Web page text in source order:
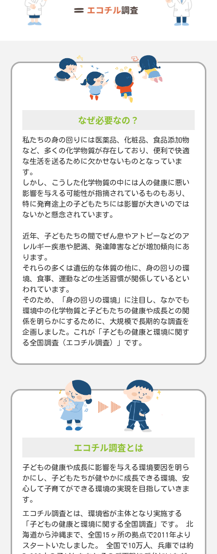
なぜ必要なの？
私たちの身の回りには医薬品、化粧品、食品添加物
など、多くの化学物質が存在しており、便利で快適
な生活を送るために欠かせないものとなっていま
す。
しかし、こうした化学物質の中には人の健康に悪い
影響を与える可能性が指摘されているものもあり、
特に発育途上の子どもたちには影響が大きいのでは
ないかと懸念されています。
近年、子どもたちの間でぜん息やアトピーなどのア
レルギー疾患や肥満、発達障害などが増加傾向にあ
ります。
それらの多くは遺伝的な体質の他に、身の回りの環
境、食事、運動などの生活習慣が関係しているとい
われています。
そのため、「身の回りの環境」に注目し、なかでも
環境中の化学物質と子どもたちの健康や成長との関
係を明らかにするために、大規模で長期的な調査を
企画しました。これが「子どもの健康と環境に関す
る全国調査（エコチル調査）」です。
エコチル調査とは
子どもの健康や成長に影響を与える環境要因を明ら
かにし、子どもたちが健やかに成長できる環境、安
心して子育てができる環境の実現を目指していきま
す。
エコチル調査とは、環境省が主体となり実施する
「子どもの健康と環境に関する全国調査」です。 北
海道から沖縄まで、全国15ヶ所の拠点で2011年より
スタートいたしました。 全国で10万人、兵庫では約